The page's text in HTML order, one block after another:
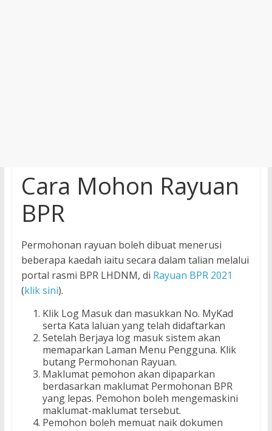
Cara Mohon Rayuan
BPR
Permohonan rayuan boleh dibuat menerusi
beberapa kaedah iaitu secara dalam talian melalui
portal rasmi BPR LHDNM, di Rayuan BPR 2021
(klik sini).
Klik Log Masuk dan masukkan No. MyKad
serta Kata laluan yang telah didaftarkan
Setelah Berjaya log masuk sistem akan
memaparkan Laman Menu Pengguna. Klik
butang Permohonan Rayuan.
Maklumat pemohon akan dipaparkan
berdasarkan maklumat Permohonan BPR
yang lepas. Pemohon boleh mengemaskini
maklumat-maklumat tersebut.
Pemohon boleh memuat naik dokumen